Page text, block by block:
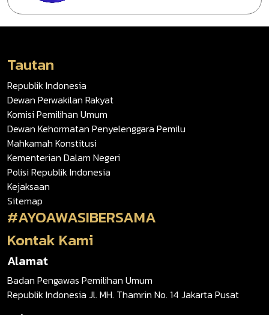
Tautan
Republik Indonesia
Dewan Perwakilan Rakyat
Komisi Pemilihan Umum
Dewan Kehormatan Penyelenggara Pemilu
Mahkamah Konstitusi
Kementerian Dalam Negeri
Polisi Republik Indonesia
Kejaksaan
Sitemap
#AYOAWASIBERSAMA
Kontak Kami
Alamat
Badan Pengawas Pemilihan Umum
Republik Indonesia Jl. MH. Thamrin No. 14 Jakarta Pusat